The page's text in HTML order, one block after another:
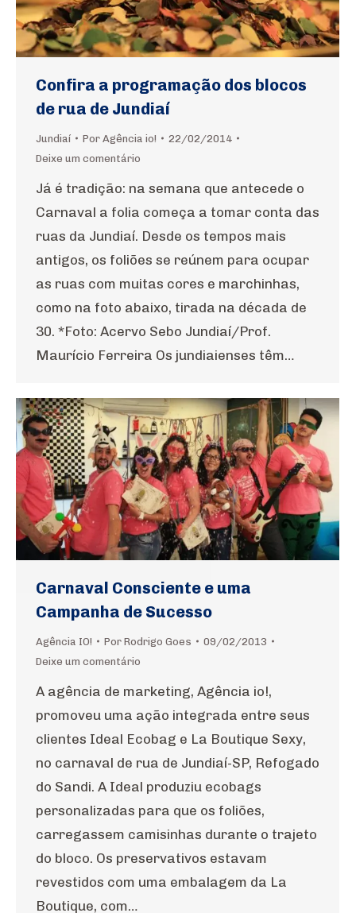
Confira a programação dos blocos
de rua de Jundiaí
Jundiaí Por Agência io!
22/02/2014
Deixe um comentário
Já é tradição: na semana que antecede o
Carnaval a folia começa a tomar conta das
ruas da Jundiaí. Desde os tempos mais
antigos, os foliões se reúnem para ocupar
as ruas com muitas cores e marchinhas,
como na foto abaixo, tirada na década de
30. *Foto: Acervo Sebo Jundiaí/Prof.
Maurício Ferreira Os jundiaienses têm…
Carnaval Consciente e uma
Campanha de Sucesso
Agência IO! Por Rodrigo Goes
09/02/2013
Deixe um comentário
A agência de marketing, Agência io!,
promoveu uma ação integrada entre seus
clientes Ideal Ecobag e La Boutique Sexy,
no carnaval de rua de Jundiaí-SP, Refogado
do Sandi. A Ideal produziu ecobags
personalizadas para que os foliões,
carregassem camisinhas durante o trajeto
do bloco. Os preservativos estavam
revestidos com uma embalagem da La
Boutique, com…